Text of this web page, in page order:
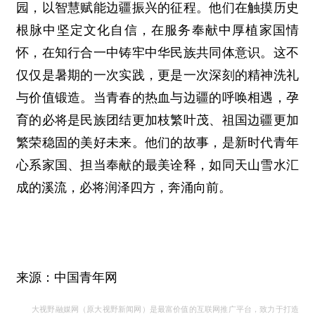
园，以智慧赋能边疆振兴的征程。他们在触摸历史
根脉中坚定文化自信，在服务奉献中厚植家国情
怀，在知行合一中铸牢中华民族共同体意识。这不
仅仅是暑期的一次实践，更是一次深刻的精神洗礼
与价值锻造。当青春的热血与边疆的呼唤相遇，孕
育的必将是民族团结更加枝繁叶茂、祖国边疆更加
繁荣稳固的美好未来。他们的故事，是新时代青年
心系家国、担当奉献的最美诠释，如同天山雪水汇
成的溪流，必将润泽四方，奔涌向前。
来源：中国青年网
大视野融媒网（原大视野新闻网）是最富价值的互联网推广平台，致力于打造